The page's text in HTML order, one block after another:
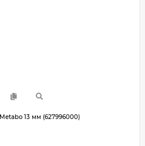
13 мм (627996000)